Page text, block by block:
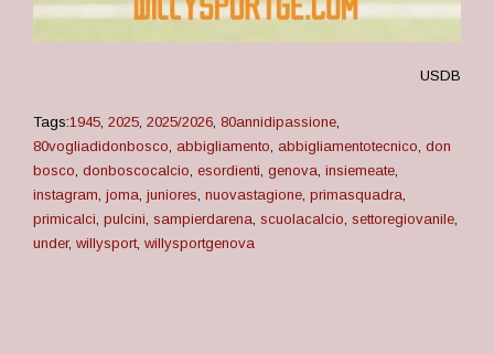
USDB
Tags:1945 2025 2025/2026 80annidipassione
80vogliadidonbosco abbigliamento abbigliamentotecnico don
bosco donboscocalcio esordienti genova insiemeate
instagram joma juniores nuovastagione primasquadra
primicalci pulcini sampierdarena scuolacalcio settoregiovanile
under, willysport, willysportgenova